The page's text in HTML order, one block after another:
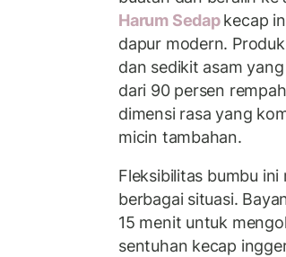
Harum Sedapkecap
dapur modern.
dan sedikit asam
dari 90 persen
dimensi rasa yang
micin tambahan.
Fleksibilitas bumbu
berbagai situasi.
15 menit untuk
sentuhan kecap